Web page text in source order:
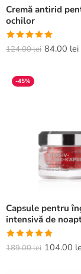
Cremă antirid
ochilor
Evaluat la
124.00lei 84.00 lei
-45%
Capsule pentru
intensivă de
Evaluat la
189.00lei 104.00